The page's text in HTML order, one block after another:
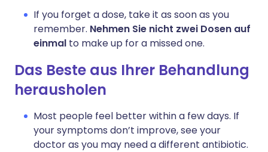
If you forget a dose, take it as soon as you
remember. Nehmen Sie nicht zwei Dosen auf
einmal to make up for a missed one.
Das Beste aus Ihrer Behandlung
herausholen
Most people feel better within a few days. If
your symptoms don’t improve, see your
doctor as you may need a different antibiotic.